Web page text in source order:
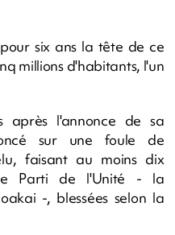
six ans la tête de ce
millions d'habitants, l'un
après l'annonce de sa
sur une foule de
faisant au moins dix
le Parti de l'Unité - la
-, blessées selon la